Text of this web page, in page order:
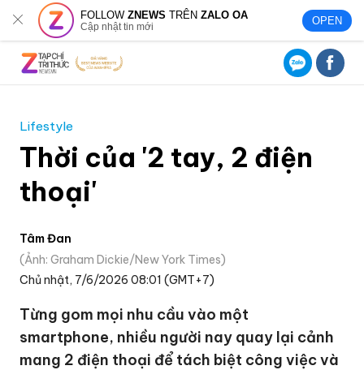
FOLLOWZNEWS TRÊNZALO OA
Cập nhật tin mới OPEN
Lifestyle
Thời của '2 tay, 2 điện
thoại'
Tâm Đan
Ảnh: Graham Dickie/New York Times
Chủ nhật, 7/6/2026 08:01 (GMT+7)
Từng gom mọi nhu cầu vào một
smartphone, nhiều người nay quay lại cảnh
mang 2 điện thoại để tách biệt công việc và